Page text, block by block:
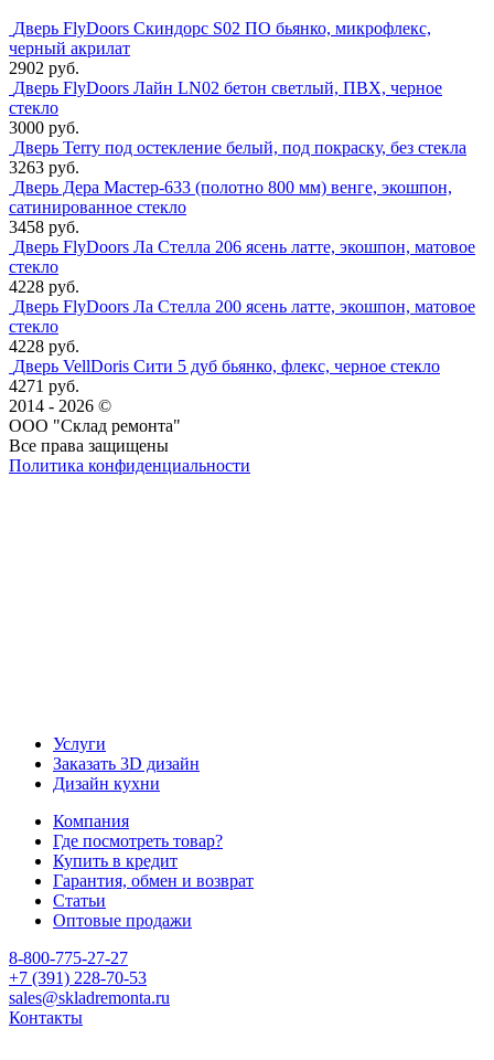
Дверь FlyDoors Скиндорс S02 ПО бьянко, микрофлекс,
черный акрилат
2902 руб.
Дверь FlyDoors Лайн LN02 бетон светлый, ПВХ, черное
стекло
3000 руб.
Дверь Terry под остекление белый, под покраску, без стекла
3263 руб.
Дверь Дера Мастер-633 (полотно 800 мм) венге, экошпон,
сатинированное стекло
3458 руб.
Дверь FlyDoors Ла Стелла 206 ясень латте, экошпон, матовое
стекло
4228 руб.
Дверь FlyDoors Ла Стелла 200 ясень латте, экошпон, матовое
стекло
4228 руб.
Дверь VellDoris Сити 5 дуб бьянко, флекс, черное стекло
4271 руб.
2014 - 2026 ©
ООО "Склад ремонта"
Все права защищены
Политика конфиденциальности
Услуги
Заказать 3D дизайн
Дизайн кухни
Компания
Где посмотреть товар?
Купить в кредит
Гарантия, обмен и возврат
Статьи
Оптовые продажи
8-800-775-27-27
+7 (391) 228-70-53
sales@skladremonta.ru
Контакты